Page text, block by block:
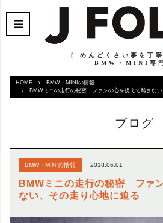
［ めんどくさい事を丁
BMW・MINI専
HOME
BMW・MINIの情報
BMWミニの走行の秘密 ファンの心を捉えて離さない
ブログ
BMW・MINIの情報 2018.06.01
BMWミニの走行の秘密 ファ
ない、その走り心地に迫る